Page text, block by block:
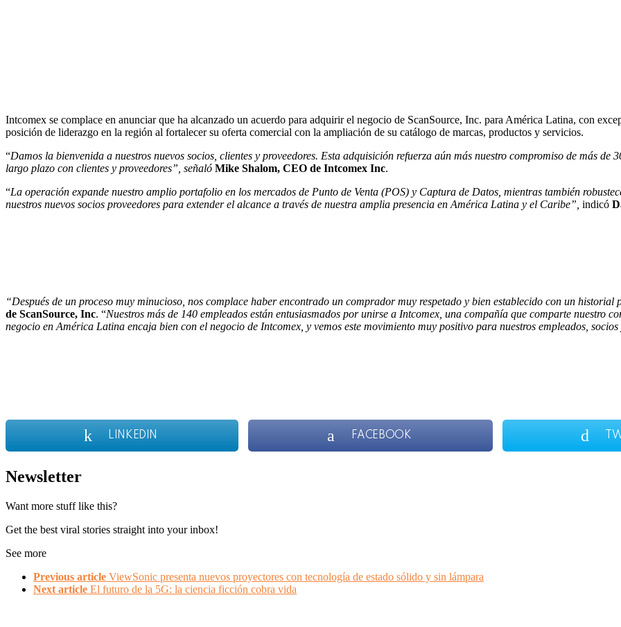
Intcomex se complace en anunciar que ha alcanzado un acuerdo para adquirir el negocio de ScanSource, Inc. para América Latina, con
posición de liderazgo en la región al fortalecer su oferta comercial con la ampliación de su catálogo de marcas, productos y servicios.
“Damos la bienvenida a nuestros nuevos socios, clientes y proveedores. Esta adquisición refuerza aún más nuestro compromiso de más
largo plazo con clientes y proveedores”, señaló Mike Shalom, CEO de Intcomex Inc.
“La operación expande nuestro amplio portafolio en los mercados de Punto de Venta (POS) y Captura de Datos, mientras también
nuestros nuevos socios proveedores para extender el alcance a través de nuestra amplia presencia en América Latina y el Caribe”, indicó
“Después de un proceso muy minucioso, nos complace haber encontrado un comprador muy respetado y bien establecido con un
de ScanSource, Inc. “Nuestros más de 140 empleados están entusiasmados por unirse a Intcomex, una compañía que comparte nuestro
negocio en América Latina encaja bien con el negocio de Intcomex, y vemos este movimiento muy positivo para nuestros empleados, socios
LINKEDIN FACEBOOK
Newsletter
Want more stuff like this?
Get the best viral stories straight into your inbox!
See more
Previous article ViewSonic presenta nuevos proyectores con tecnología de estado sólido y sin lámpara
Next article El futuro de la 5G: la ciencia ficción cobra vida